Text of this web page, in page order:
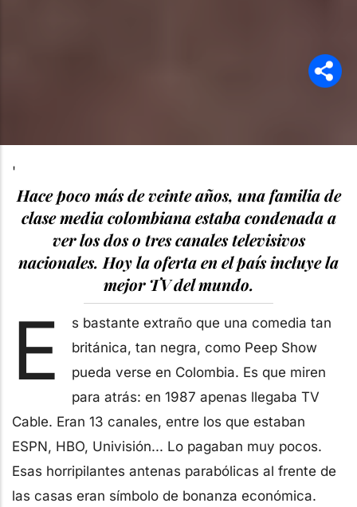
'
Hace poco más de veinte años, una familia de
clase media colombiana estaba condenada a
ver los dos o tres canales televisivos
nacionales. Hoy la oferta en el país incluye la
mejor TV del mundo.
E
s bastante extraño que una comedia tan
británica, tan negra, como Peep Show
pueda verse en Colombia. Es que miren
para atrás: en 1987 apenas llegaba TV
Cable. Eran 13 canales, entre los que estaban
ESPN, HBO, Univisión... Lo pagaban muy pocos.
Esas horripilantes antenas parabólicas al frente de
las casas eran símbolo de bonanza económica.